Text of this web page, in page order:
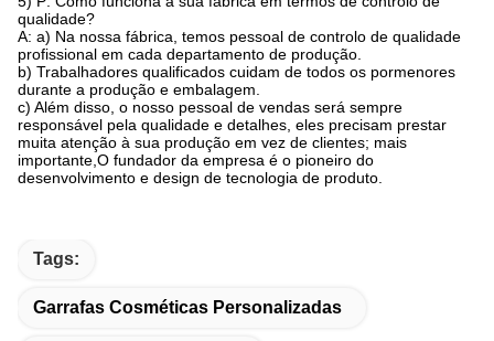
qualidade?
A: a) Na nossa fábrica, temos pessoal de controlo de qualidade
profissional em cada departamento de produção.
b) Trabalhadores qualificados cuidam de todos os pormenores
durante a produção e embalagem.
c) Além disso, o nosso pessoal de vendas será sempre
responsável pela qualidade e detalhes, eles precisam prestar
muita atenção à sua produção em vez de clientes; mais
importante,O fundador da empresa é o pioneiro do
desenvolvimento e design de tecnologia de produto.
Tags:
Garrafas Cosméticas Personalizadas